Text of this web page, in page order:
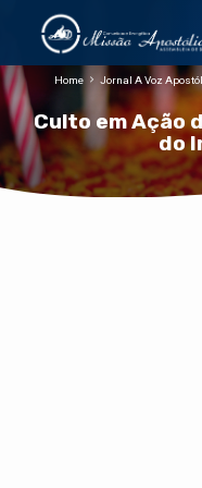
Culto em Ação
do
Home Jornal A Voz